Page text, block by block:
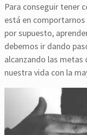
Para conseguir tener
está en
por supuesto,
debemos ir dando
alcanzando las metas
nuestra vida con la